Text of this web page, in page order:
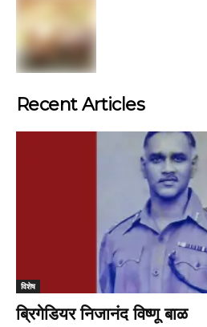
Recent Articles
विशेष
ब्रिगेडियर निजानंद विष्णू बाळ